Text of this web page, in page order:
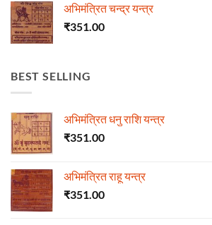
अभिमंत्रित चन्द्र यन्त्र
₹351.00
BEST SELLING
अभिमंत्रित धनु राशि यन्त्र
₹351.00
अभिमंत्रित राहू यन्त्र
₹351.00